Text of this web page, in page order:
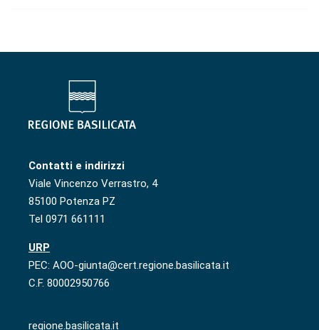
Contatti e indirizzi
Viale Vincenzo Verrastro, 4
85100 Potenza PZ
Tel 0971 661111
URP
PEC: AOO-giunta@cert.regione.basilicata.it
C.F. 80002950766
regione.basilicata.it